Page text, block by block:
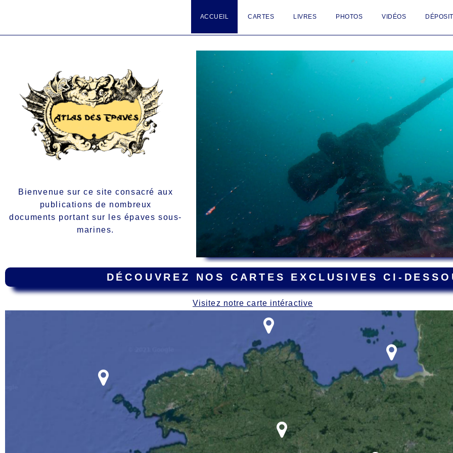
ACCUEIL CARTES LIVRES PHOTOS VIDÉOS
Bienvenue sur ce site consacré aux
publications de nombreux
documents portant sur les épaves sous-
marines.
DÉCOUVREZ NOS CARTES EXCLUSIVES CI-
Visitez notre carte intéractive
des épaves durant la Grande Guerre